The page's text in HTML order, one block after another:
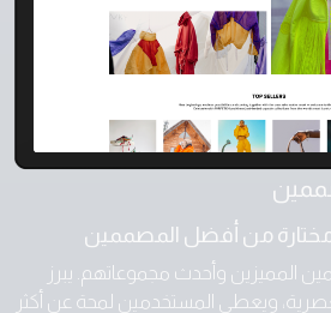
من أفضل المصممين
المميزين وأحدث مجموعاتهم. يبرز
ويعطي المستخدمين لمحة عن أكثر